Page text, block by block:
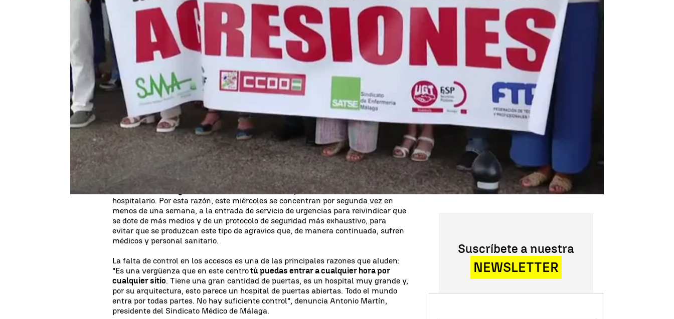
Mayca Sánchez
Publicado: 06 de septiembre de 2023, 14:12 Whatsapp
"El personal del centro hospitalario está viniendo a trabajar con miedo a que en
algún momento pueda producirse una agresión a algún compañero o compañera.
Estamos aquí para ayudar, no para estar trabajando con miedo", asegura Concha
Aragón, secretaria de la sección sindical del Hospital Virgen de la Victoria,
también conocido como hospital Clínico.
Hace meses que la junta de personal del hospital malagueño, compuesto por los
sindicatos SMM, CSIF, CCOO, SATSE, UGT y FTPS, denuncia unincremento
considerable de agresiones a sanitarios
, con mayor incidencia en este centro
hospitalario. Por esta razón, este miércoles se concentran por segunda vez en
menos de una semana, a la entrada de servicio de urgencias para reivindicar que
se dote de más medios y de un protocolo de seguridad más exhaustivo, para
evitar que se produzcan este tipo de agravios que, de manera continuada, sufren
médicos y personal sanitario.
La falta de control en los accesos es una de las principales razones que aluden:
"Es una vergüenza que en este centrotú puedas entrar a cualquier hora por
cualquier sitio. Tiene una gran cantidad de puertas, es un hospital muy grande y,
por su arquitectura, esto parece un hospital de puertas abiertas. Todo el mundo
entra por todas partes. No hay suficiente control", denuncia Antonio Martín,
presidente del Sindicato Médico de Málaga.
Suscríbete a nuestra
NEWSLETTER